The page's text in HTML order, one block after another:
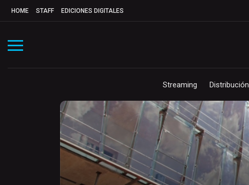
HOME STAFF EDICIONES DIGITALES
Streaming Distribución